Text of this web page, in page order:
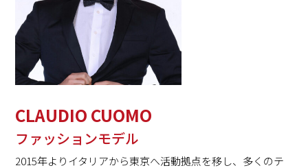
CLAUDIO CUOMO
ファッションモデル
2015年よりイタリアから東京へ活動拠点を移し、多くのテ